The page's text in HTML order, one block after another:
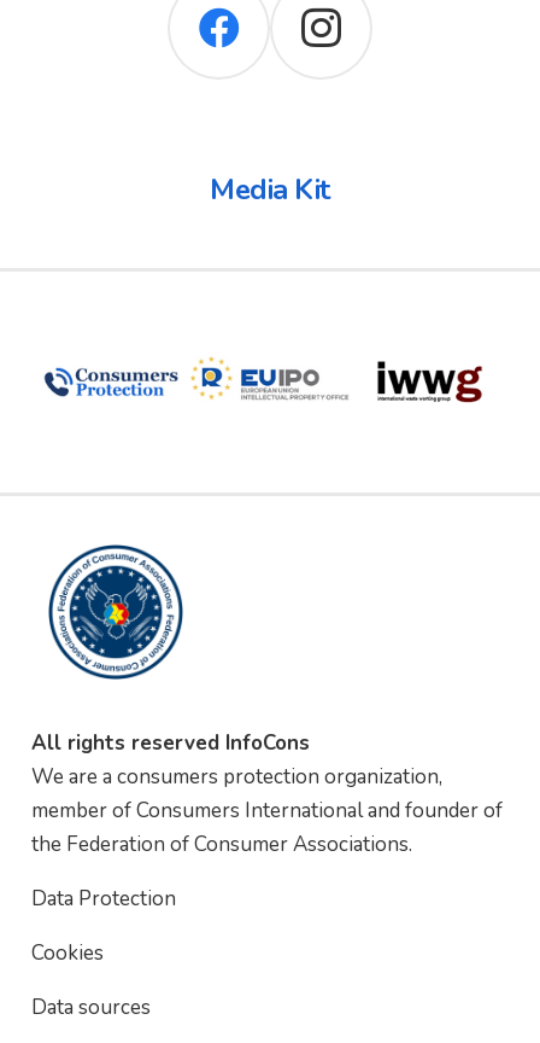
Media Kit
All rights reserved InfoCons
We are a consumers protection organization,
member of Consumers International and founder of
the Federation of Consumer Associations.
Data Protection
Cookies
Data sources